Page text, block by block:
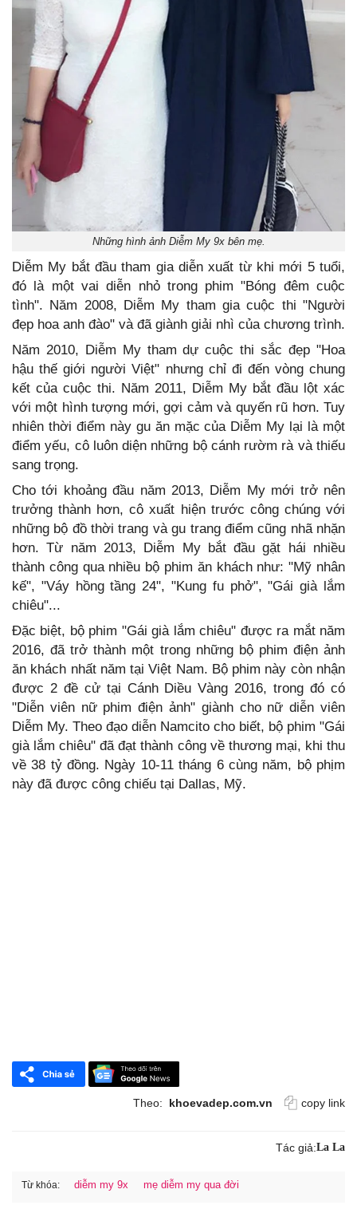
Những hình ảnh Diễm My 9x bên mẹ.
Diễm My bắt đầu tham gia diễn xuất từ khi mới 5 tuổi,
đó là một vai diễn nhỏ trong phim "Bóng đêm cuộc
tình". Năm 2008, Diễm My tham gia cuộc thi "Người
đẹp hoa anh đào" và đã giành giải nhì của chương trình.
Năm 2010, Diễm My tham dự cuộc thi sắc đẹp "Hoa
hậu thế giới người Việt" nhưng chỉ đi đến vòng chung
kết của cuộc thi. Năm 2011, Diễm My bắt đầu lột xác
với một hình tượng mới, gợi cảm và quyến rũ hơn. Tuy
nhiên thời điểm này gu ăn mặc của Diễm My lại là một
điểm yếu, cô luôn diện những bộ cánh rườm rà và thiếu
sang trọng.
Cho tới khoảng đầu năm 2013, Diễm My mới trở nên
trưởng thành hơn, cô xuất hiện trước công chúng với
những bộ đồ thời trang và gu trang điểm cũng nhã nhặn
hơn. Từ năm 2013, Diễm My bắt đầu gặt hái nhiều
thành công qua nhiều bộ phim ăn khách như: "Mỹ nhân
kế", "Váy hồng tầng 24", "Kung fu phở", "Gái già lắm
chiêu"...
Đặc biệt, bộ phim "Gái già lắm chiêu" được ra mắt năm
2016, đã trở thành một trong những bộ phim điện ảnh
ăn khách nhất năm tại Việt Nam. Bộ phim này còn nhận
được 2 đề cử tại Cánh Diều Vàng 2016, trong đó có
"Diễn viên nữ phim điện ảnh" giành cho nữ diễn viên
Diễm My. Theo đạo diễn Namcito cho biết, bộ phim "Gái
già lắm chiêu" đã đạt thành công về thương mại, khi thu
về 38 tỷ đồng. Ngày 10-11 tháng 6 cùng năm, bộ phịm
này đã được công chiếu tại Dallas, Mỹ.
Theo: khoevadep.com.vn copy link
Tác giả:La La
Từ khóa: diễm my 9x mẹ diễm my qua đời